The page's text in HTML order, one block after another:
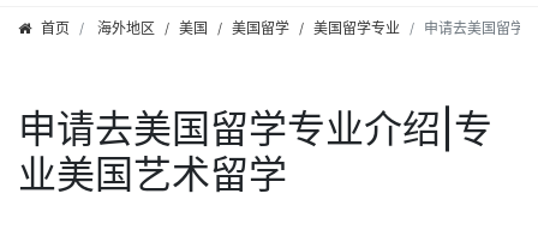
首页 海外地区 / 美国 / 美国留学 / 美国留学专业 申请去美国留学
申请去美国留学专业介绍|专
业美国艺术留学